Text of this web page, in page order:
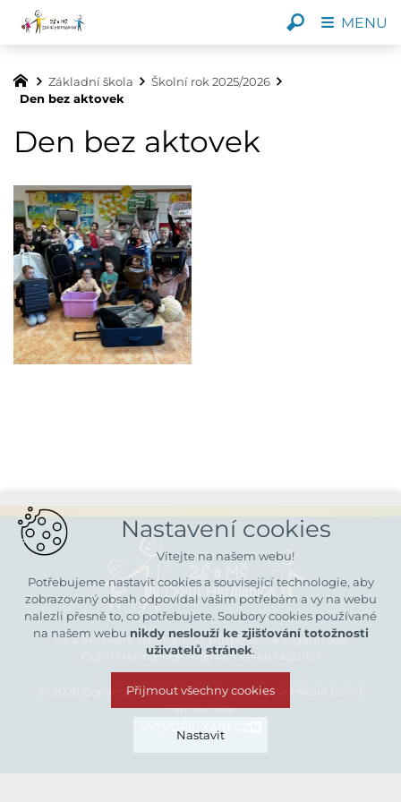
Základní škola
Školní rok 2025/2026
Den bez aktovek
Den bez aktovek
ZŠ a MŠ Dolní Heřmanice, příspěvková organizace
Dolní Heřmanice 11, 594 01 Velké Meziříčí
© 2026 Copyright Základní škola a Mateřská škola Dolní
Heřmanice
MENU
Nastavení cookies
Vítejte na našem webu!
Potřebujeme nastavit cookies a související technologie, aby
zobrazovaný obsah odpovídal vašim potřebám a vy na webu
nalezli přesně to, co potřebujete. Soubory cookies používané
na našem webu nikdy neslouží ke zjišťování totožnosti
uživatelů stránek.
Přijmout všechny cookies
Nastavit